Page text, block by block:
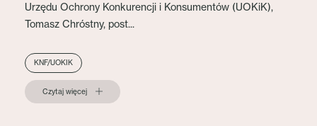
Urzędu Ochrony Konkurencji i Konsumentów (UOKiK),
Tomasz Chróstny, post...
KNF/UOKIK
Czytaj więcej